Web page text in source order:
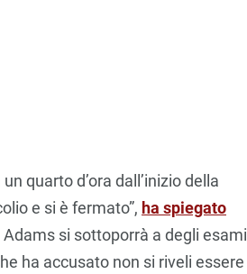
quarto d’ora dall’inizio della
e si è fermato”, ha spiegato
si sottoporrà a degli esami
ha accusato non si riveli essere